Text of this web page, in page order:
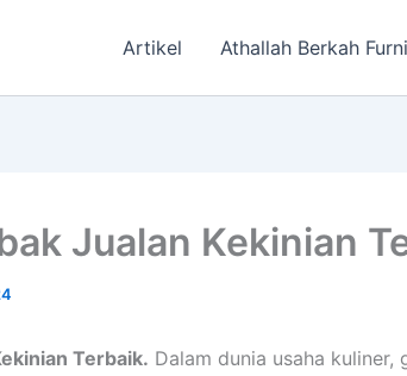
Artikel Athallah Berkah
Jualan Kekinian
Terbaik. Dalam dunia usaha kuliner,